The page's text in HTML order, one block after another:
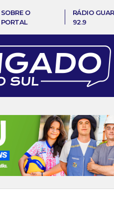
SOBRE O
PORTAL
RÁDIO
92.9